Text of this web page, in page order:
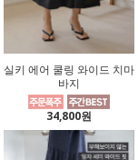
실키 에어 쿨링 와이드 치마
바지
34,800원